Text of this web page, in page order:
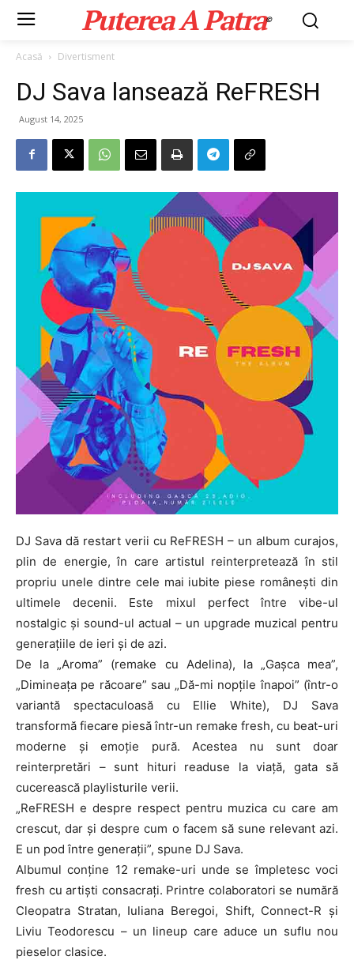
Puterea A Patra©
Acasă Divertisment
DJ Sava lansează ReFRESH
August 14, 2025
DJ Sava dă restart verii cu ReFRESH – un album curajos,
plin de energie, în care artistul reinterpretează în stil
propriu unele dintre cele mai iubite piese românești din
ultimele decenii. Este mixul perfect între vibe-ul
nostalgic și sound-ul actual – un upgrade muzical pentru
generațiile de ieri și de azi.
De la „Aroma” (remake cu Adelina), la „Gașca mea”,
„Dimineața pe răcoare” sau „Dă-mi nopțile înapoi” (într-o
variantă spectaculoasă cu Ellie White), DJ Sava
transformă fiecare piesă într-un remake fresh, cu beat-uri
moderne și emoție pură. Acestea nu sunt doar
reinterpretări – sunt hituri readuse la viață, gata să
cucerească playlisturile verii.
„ReFRESH e despre respect pentru muzica cu care am
crescut, dar și despre cum o facem să sune relevant azi.
E un pod între generații”, spune DJ Sava.
Albumul conține 12 remake-uri unde se împletesc voci
fresh cu artiști consacrați. Printre colaboratori se numără
Cleopatra Stratan, Iuliana Beregoi, Shift, Connect-R și
Liviu Teodorescu – un lineup care aduce un suflu nou
pieselor clasice.